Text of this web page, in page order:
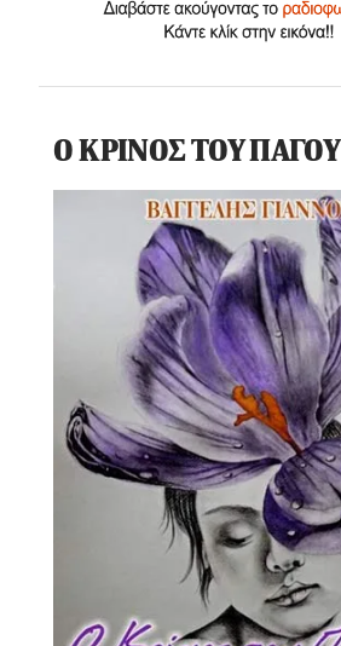
Ο ΚΡΙΝΟΣ ΤΟΥ ΠΑΓΟΥ